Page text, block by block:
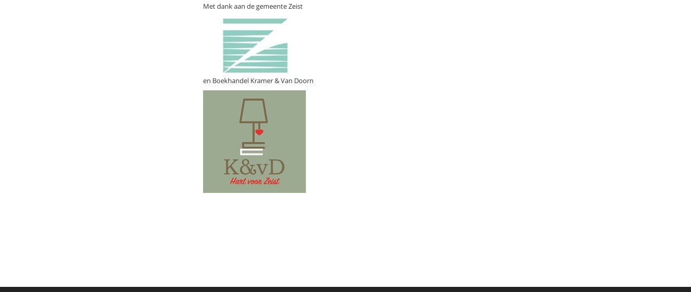
Met dank aan de gemeente Zeist
en Boekhandel Kramer & Van Doorn